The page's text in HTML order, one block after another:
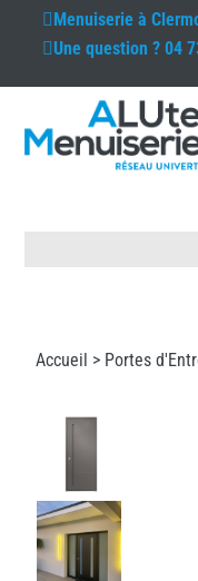
Menuiserie à
Une question ?04
Accueil > Portes